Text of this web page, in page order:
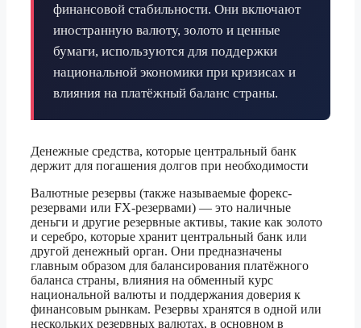
финансовой стабильности. Они включают
иностранную валюту, золото и ценные
бумаги, используются для поддержки
национальной экономики при кризисах и
влияния на платёжный баланс страны.
Денежные средства, которые центральный банк
держит для погашения долгов при необходимости
Валютные резервы (также называемые форекс-
резервами или FX-резервами) — это наличные
деньги и другие резервные активы, такие как золото
и серебро, которые хранит центральный банк или
другой денежный орган. Они предназначены
главным образом для балансирования платёжного
баланса страны, влияния на обменный курс
национальной валюты и поддержания доверия к
финансовым рынкам. Резервы хранятся в одной или
нескольких резервных валютах, в основном в